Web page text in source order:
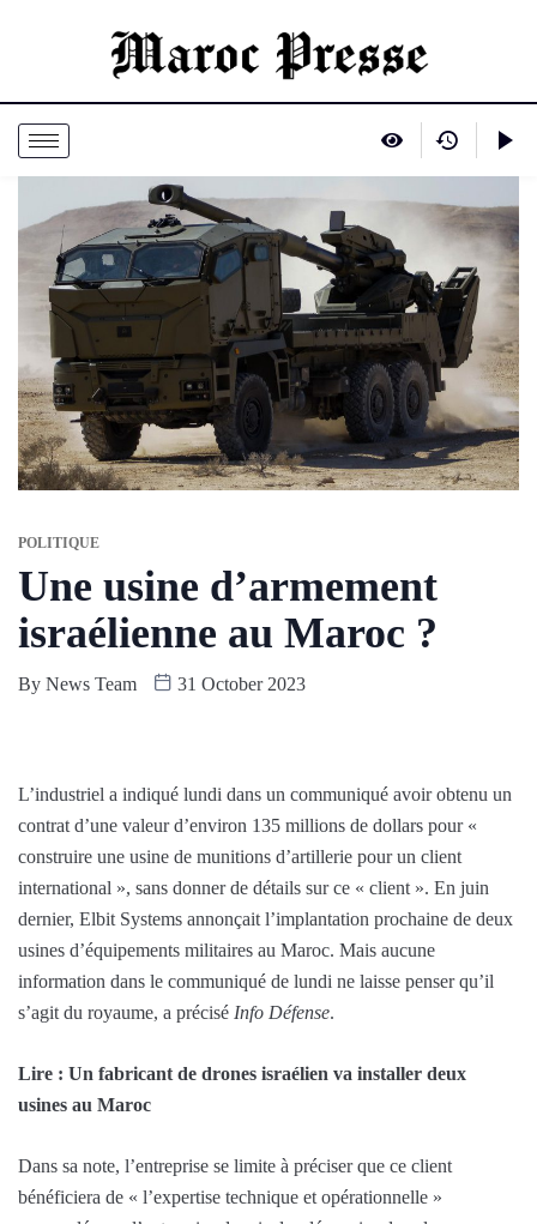
POLITIQUE
Une usine d’armement
israélienne au Maroc ?
By News Team 31 October 2023
L’industriel a indiqué lundi dans un communiqué avoir obtenu un
contrat d’une valeur d’environ 135 millions de dollars pour «
construire une usine de munitions d’artillerie pour un client
international », sans donner de détails sur ce « client ». En juin
dernier, Elbit Systems annonçait l’implantation prochaine de deux
usines d’équipements militaires au Maroc. Mais aucune
information dans le communiqué de lundi ne laisse penser qu’il
s’agit du royaume, a précisé Info Défense.
Lire : Un fabricant de drones israélien va installer deux
usines au Maroc
Dans sa note, l’entreprise se limite à préciser que ce client
bénéficiera de « l’expertise technique et opérationnelle »